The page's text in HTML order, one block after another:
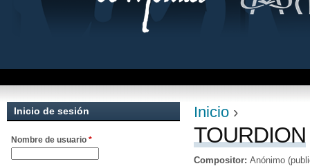
Se encuentra
Inicio ›
TOURDION
Compositor: Anónimo
Inicio de sesión
Nombre de usuario *